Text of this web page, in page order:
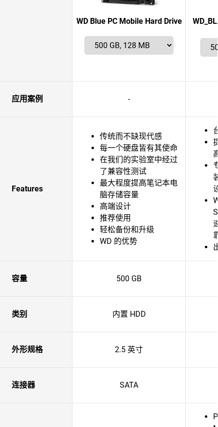
WD Blue PC Mobile Hard Drive
应用案例 -
Features
传统而不缺现代感
每一个硬盘皆有其使命
在我们的实验室中经过
了兼容性测试
最大程度提高笔记本电
脑存储容量
高端设计
推荐使用
轻松备份和升级
WD 的优势
容量 500 GB
类别 内置 HDD
外形规格 2.5 英寸
连接器 SATA